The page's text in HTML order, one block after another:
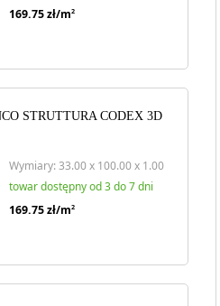
169.75zł/m2
STRUTTURA CODEX 3D
Wymiary: 33.00 x 100.00 x 1.00
towar dostępny od 3 do 7 dni
169.75zł/m2